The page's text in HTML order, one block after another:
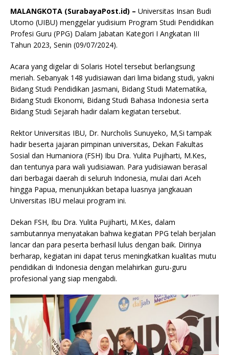
MALANGKOTA (SurabayaPost.id) – Universitas Insan Budi
Utomo (UIBU) menggelar yudisium Program Studi Pendidikan
Profesi Guru (PPG) Dalam Jabatan Kategori I Angkatan III
Tahun 2023, Senin (09/07/2024).
Acara yang digelar di Solaris Hotel tersebut berlangsung
meriah. Sebanyak 148 yudisiawan dari lima bidang studi, yakni
Bidang Studi Pendidikan Jasmani, Bidang Studi Matematika,
Bidang Studi Ekonomi, Bidang Studi Bahasa Indonesia serta
Bidang Studi Sejarah hadir dalam kegiatan tersebut.
Rektor Universitas IBU, Dr. Nurcholis Sunuyeko, M,Si tampak
hadir beserta jajaran pimpinan universitas, Dekan Fakultas
Sosial dan Humaniora (FSH) Ibu Dra. Yulita Pujiharti, M.Kes,
dan tentunya para wali yudisiawan. Para yudisiawan berasal
dari berbagai daerah di seluruh Indonesia, mulai dari Aceh
hingga Papua, menunjukkan betapa luasnya jangkauan
Universitas IBU melaui program ini.
Dekan FSH, Ibu Dra. Yulita Pujiharti, M.Kes, dalam
sambutannya menyatakan bahwa kegiatan PPG telah berjalan
lancar dan para peserta berhasil lulus dengan baik. Dirinya
berharap, kegiatan ini dapat terus meningkatkan kualitas mutu
pendidikan di Indonesia dengan melahirkan guru-guru
profesional yang siap mengabdi.